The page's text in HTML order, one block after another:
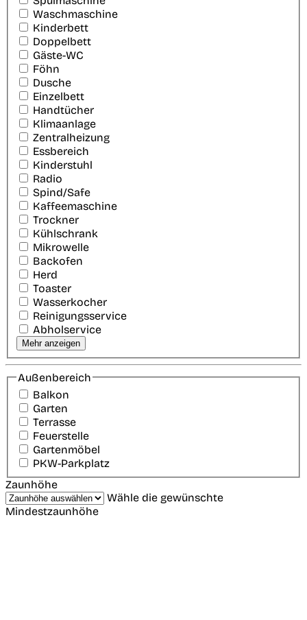
Waschmaschine
Kinderbett
Doppelbett
Gäste-WC
Föhn
Dusche
Einzelbett
Handtücher
Klimaanlage
Zentralheizung
Essbereich
Kinderstuhl
Radio
Spind/Safe
Kaffeemaschine
Trockner
Kühlschrank
Mikrowelle
Backofen
Herd
Toaster
Wasserkocher
Reinigungsservice
Abholservice
Mehr anzeigen
Außenbereich
Balkon
Garten
Terrasse
Feuerstelle
Gartenmöbel
PKW-Parkplatz
Zaunhöhe
Wähle die gewünschte
Mindestzaunhöhe